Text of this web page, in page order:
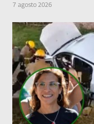
7 agosto 2026